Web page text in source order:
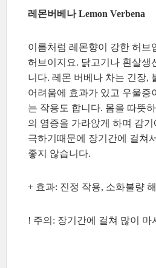
레몬버베나 Lemon Verbena
이름처럼 레몬향이 강한 허브
허브이지요. 닭고기나 흰살생
니다. 레몬 버베나 차는 긴장,
어려움에 효과가 있고 우울증
는 작용도 합니다. 몸을 따뜻
의 염증을 가라앉게 하며 감
극하기때문에 장기간에 걸쳐
좋지 않습니다.
+ 효과: 진정 작용, 소화불량
! 주의: 장기간에 걸쳐 많이 마